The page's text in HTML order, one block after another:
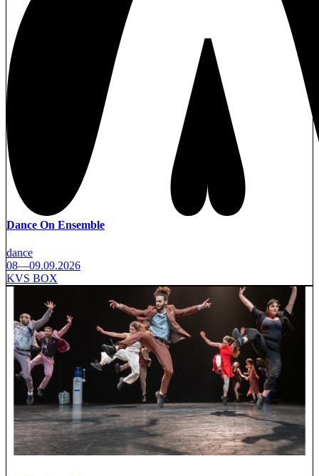
Dance On Ensemble
dance
08—09.09.2026
KVS BOX